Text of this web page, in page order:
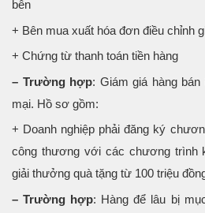
bên
+ Bên mua xuất hóa đơn điều chỉnh
+ Chứng từ thanh toán tiền hàng
– Trường hợp: Giám giá hàng
mại. Hồ sơ gồm:
+ Doanh nghiệp phải đăng ký
công thương với các chương trình
giải thưởng quà tặng từ 100 triệu
– Trường hợp: Hàng để lâu bị